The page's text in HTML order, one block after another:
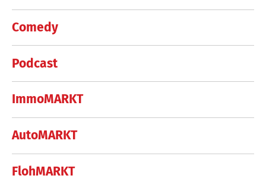
Comedy
Podcast
ImmoMARKT
AutoMARKT
FlohMARKT